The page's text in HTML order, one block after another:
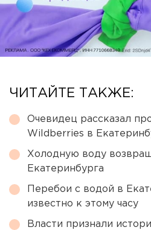
ЧИТАЙТЕ ТАКЖЕ:
Очевидец рассказал
Wildberries в
Холодную воду
Екатеринбурга
Перебои с водой в
известно к этому часу
Власти признали